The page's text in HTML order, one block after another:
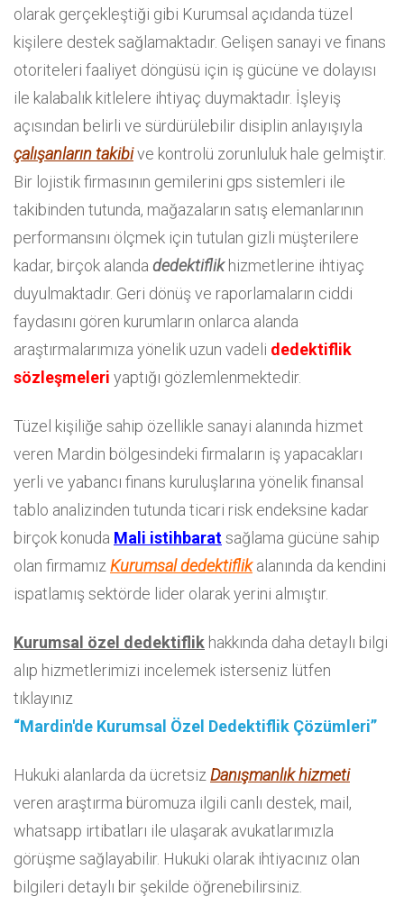
olarak gerçekleştiği gibi Kurumsal açıdanda tüzel
kişilere destek sağlamaktadır. Gelişen sanayi ve finans
otoriteleri faaliyet döngüsü için iş gücüne ve dolayısı
ile kalabalık kitlelere ihtiyaç duymaktadır. İşleyiş
açısından belirli ve sürdürülebilir disiplin anlayışıyla
çalışanların takibive kontrolü zorunluluk hale gelmiştir.
Bir lojistik firmasının gemilerini gps sistemleri ile
takibinden tutunda, mağazaların satış elemanlarının
performansını ölçmek için tutulan gizli müşterilere
kadar, birçok alanda dedektiflikhizmetlerine ihtiyaç
duyulmaktadır. Geri dönüş ve raporlamaların ciddi
faydasını gören kurumların onlarca alanda
araştırmalarımıza yönelik uzun vadeli dedektiflik
sözleşmeleri yaptığı gözlemlenmektedir.
Tüzel kişiliğe sahip özellikle sanayi alanında hizmet
veren Mardin bölgesindeki firmaların iş yapacakları
yerli ve yabancı finans kuruluşlarına yönelik finansal
tablo analizinden tutunda ticari risk endeksine kadar
birçok konuda Mali istihbaratsağlama gücüne sahip
olan firmamızKurumsal dedektiflikalanında da kendini
ispatlamış sektörde lider olarak yerini almıştır.
Kurumsal özel dedektiflik hakkında daha detaylı bilgi
alıp hizmetlerimizi incelemek isterseniz lütfen
tıklayınız
“Mardin'de Kurumsal Özel Dedektiflik Çözümleri”
Hukuki alanlarda da ücretsizDanışmanlık hizmeti
veren araştırma büromuza ilgili canlı destek, mail,
whatsapp irtibatları ile ulaşarak avukatlarımızla
görüşme sağlayabilir. Hukuki olarak ihtiyacınız olan
bilgileri detaylı bir şekilde öğrenebilirsiniz.